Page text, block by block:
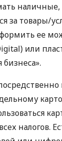
наличные,
за товары/
ее
или
налогов.